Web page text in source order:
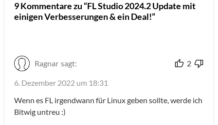
9 Kommentare zu “FL Studio 2024.2 Update mit
einigen Verbesserungen & ein Deal!”
Ragnar sagt: 2
6. Dezember 2022 um 18:31
Wenn es FL irgendwann für Linux geben sollte, werde ich
Bitwig untreu :)